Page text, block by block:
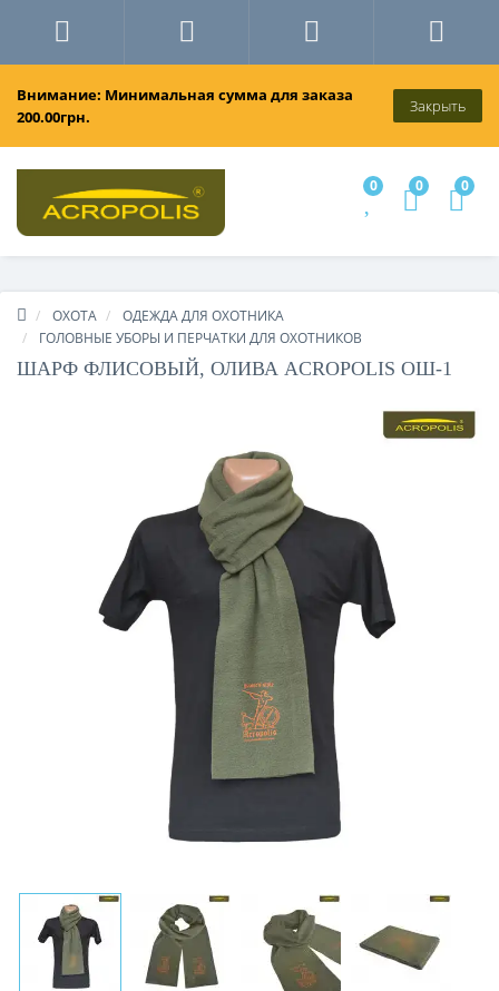
Внимание: Минимальная сумма для заказа
200.00грн.
Закрыть
0 0 0
ОХОТА
ОДЕЖДА ДЛЯ ОХОТНИКА
ГОЛОВНЫЕ УБОРЫ И ПЕРЧАТКИ ДЛЯ ОХОТНИКОВ
ШАРФ ФЛИСОВЫЙ, ОЛИВА ACROPOLIS ОШ-1